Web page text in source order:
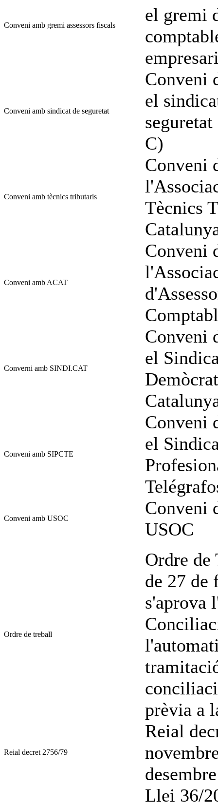
Conveni amb gremi assessors fiscals
el gremi
Conveni amb sindicat de seguretat
Conveni
el
C)
Conveni amb tècnics tributaris
Conveni
Tècnics
Conveni amb ACAT
Conveni
Converni amb SINDI.CAT
Conveni
el
Conveni amb SIPCTE
Conveni
el
Conveni amb USOC
Conveni
USOC
Ordre de treball
Ordre de
de 27 de
s'aprova
prèvia a
Reial decret 2756/79
Reial
Llei 36/